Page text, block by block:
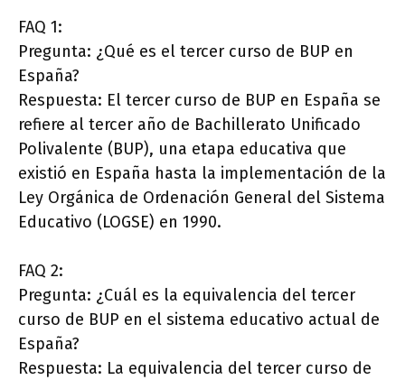
FAQ 1:
Pregunta: ¿Qué es el tercer curso de BUP en
España?
Respuesta: El tercer curso de BUP en España se
refiere al tercer año de Bachillerato Unificado
Polivalente (BUP), una etapa educativa que
existió en España hasta la implementación de la
Ley Orgánica de Ordenación General del Sistema
Educativo (LOGSE) en 1990.
FAQ 2:
Pregunta: ¿Cuál es la equivalencia del tercer
curso de BUP en el sistema educativo actual de
España?
Respuesta: La equivalencia del tercer curso de